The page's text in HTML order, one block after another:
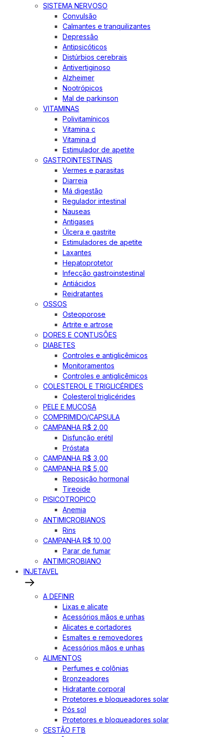
SISTEMA NERVOSO
Convulsão
Calmantes e tranquilizantes
Depressão
Antipsicóticos
Distúrbios cerebrais
Antivertiginoso
Alzheimer
Nootrópicos
Mal de parkinson
VITAMINAS
Polivitamínicos
Vitamina c
Vitamina d
Estimulador de apetite
GASTROINTESTINAIS
Vermes e parasitas
Diarreia
Má digestão
Regulador intestinal
Nauseas
Antigases
Úlcera e gastrite
Estimuladores de apetite
Laxantes
Hepatoprotetor
Infecção gastroinstestinal
Antiácidos
Reidratantes
OSSOS
Osteoporose
Artrite e artrose
DORES E CONTUSÕES
DIABETES
Controles e antiglicêmicos
Monitoramentos
Controles e antiglicêmicos
COLESTEROL E TRIGLICÉRIDES
Colesterol triglicérides
PELE E MUCOSA
COMPRIMIDO/CAPSULA
CAMPANHA R$ 2,00
Disfunção erétil
Próstata
CAMPANHA R$ 3,00
CAMPANHA R$ 5,00
Reposição hormonal
Tireoide
PISICOTROPICO
Anemia
ANTIMICROBIANOS
Rins
CAMPANHA R$ 10,00
Parar de fumar
ANTIMICROBIANO
INJETAVEL
A DEFINIR
Lixas e alicate
Acessórios mãos e unhas
Alicates e cortadores
Esmaltes e removedores
Acessórios mãos e unhas
ALIMENTOS
Perfumes e colônias
Bronzeadores
Hidratante corporal
Protetores e bloqueadores solar
Pós sol
Protetores e bloqueadores solar
CESTÃO FTB